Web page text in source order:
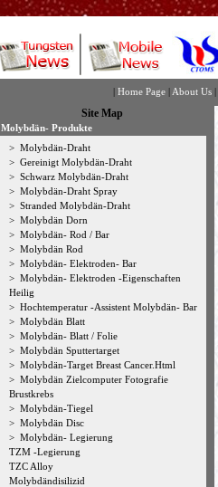
| Home Page | About Us |
Site Map
Molybdän- Produkte
> Molybdän-Draht
> Gereinigt Molybdän-Draht
> Schwarz Molybdän-Draht
> Molybdän-Draht Spray
> Stranded Molybdän-Draht
> Molybdän Dorn
> Molybdän- Rod / Bar
> Molybdän Rod
> Molybdän- Elektroden- Bar
> Molybdän- Elektroden -Eigenschaften
Heilig
> Hochtemperatur -Assistent Molybdän- Bar
> Molybdän Blatt
> Molybdän- Blatt / Folie
> Molybdän Sputtertarget
> Molybdän-Target Breast Cancer.Html
> Molybdän Zielcomputer Fotografie
Brustkrebs
> Molybdän-Tiegel
> Molybdän Disc
> Molybdän- Legierung
TZM -Legierung
TZC Alloy
Molybdändisilizid